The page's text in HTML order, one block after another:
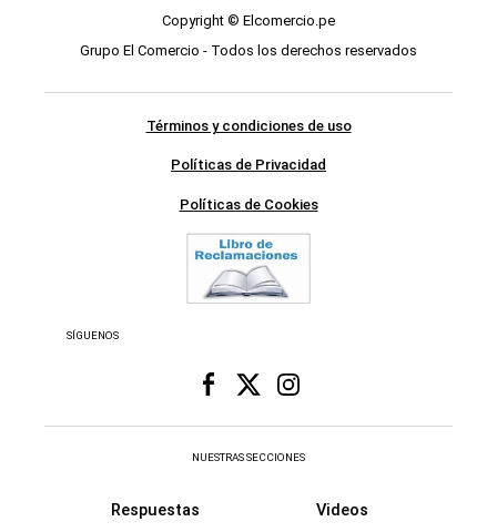
Copyright © Elcomercio.pe
Grupo El Comercio - Todos los derechos reservados
Términos y condiciones de uso
Políticas de Privacidad
Políticas de Cookies
SÍGUENOS
NUESTRAS SECCIONES
Respuestas Videos